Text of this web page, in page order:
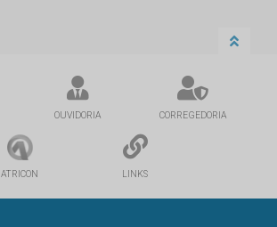
OUVIDORIA CORREGEDORIA
ATRICON LINKS